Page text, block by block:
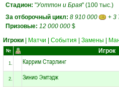
Стадион: "Уоттон и Брая" (100 тыс.)
За отборочный цикл: 8 910 000 + 3
Призовые: 12 000 000 $
Игроки
Матчи События Замены
№ Игрок
1. Каррим Старлинг
2. Зинио Эмтэдж